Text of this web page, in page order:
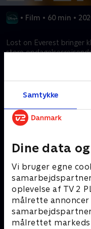
Samtykke
Dine data
Vi bruger egne
oplevelse af TV 2
målrette annoncer
målrettet
• Film • 60 min •
Lost on Everest bringer
store
Mere indhold fra